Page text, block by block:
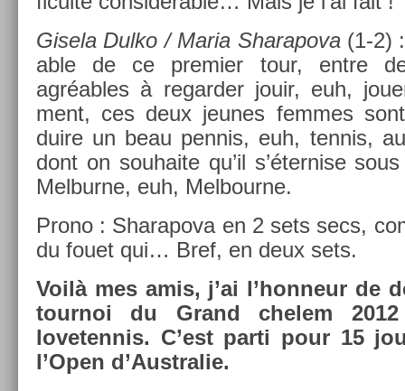
Gisela Dulko / Maria Sharapova(1-2)
able de ce pre­mi­er tour, entre
agréables à re­gard­er jouir, euh,
ment, ces deux jeunes fem­mes
duire un beau pen­nis, euh, ten­nis,
dont on souhaite qu’il s’étern­ise
Mel­burne, euh, Mel­bour­ne.
Prono : Sharapova en 2 sets secs,
du fouet qui… Bref, en deux sets.
Voilà mes amis, j’ai l’hon­neur de
tour­noi du Grand chelem
lovetennis. C’est parti pour 15
l’Open d’Australie.